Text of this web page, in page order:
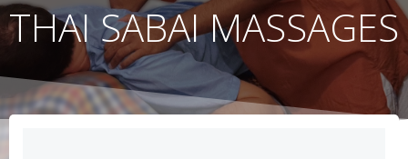
THAI SABAI MASSAGES